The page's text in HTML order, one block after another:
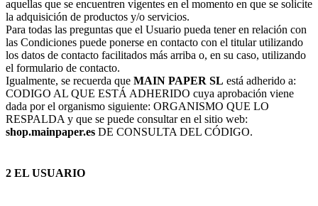
aquellas que se encuentren vigentes en el momento en que se solicite
la adquisición de productos y/o servicios.
Para todas las preguntas que el Usuario pueda tener en relación con
las Condiciones puede ponerse en contacto con el titular utilizando
los datos de contacto facilitados más arriba o, en su caso, utilizando
el formulario de contacto.
Igualmente, se recuerda que MAIN PAPER SL está adherido a:
CODIGO AL QUE ESTÁ ADHERIDO cuya aprobación viene
dada por el organismo siguiente: ORGANISMO QUE LO
RESPALDA y que se puede consultar en el sitio web:
shop.mainpaper.es DE CONSULTA DEL CÓDIGO.
2 EL USUARIO